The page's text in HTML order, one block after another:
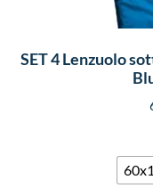
SET 4 Lenzuolo